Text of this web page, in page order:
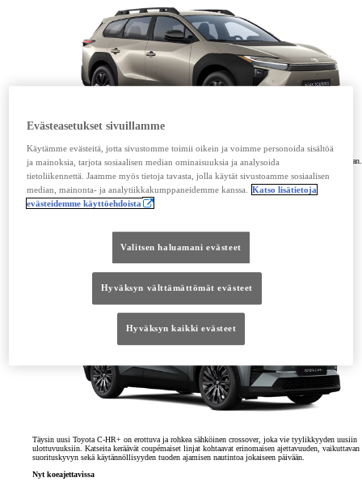
Täyssähköinen Toyota bZ4X -mallisto kasvaa täysin uudella Toyota bZ4X Touring -mallilla, joka
tarjoaa entistä vahvempaa suorituskykyä, suuremman ajoakun ja 33 prosenttia suuremman tavaratilan.
Ensimmäiset autot saapuvat Suomeen keväällä 2026
Tutustu malliin
Täysin uusi Toyota C-HR+ on erottuva ja rohkea sähköinen crossover, joka vie tyylikkyyden uusiin
ulottuvuuksiin. Katseita keräävät coupémaiset linjat kohtaavat erinomaisen ajettavuuden, vaikuttavan
suorituskyvyn sekä käytännöllisyyden tuoden ajamisen nautintoa jokaiseen päivään.
Nyt koeajettavissa
Evästeasetukset sivuillamme
Käytämme evästeitä, jotta sivustomme toimii oikein ja voimme personoida sisältöä
ja mainoksia, tarjota sosiaalisen median ominaisuuksia ja analysoida
tietoliikennettä. Jaamme myös tietoja tavasta, jolla käytät sivustoamme sosiaalisen
median, mainonta- ja analytiikkakumppaneidemme kanssa. Katso lisätietoja
evästeidemme käyttöehdoista
Valitsen haluamani evästeet
Hyväksyn välttämättömät evästeet
Hyväksyn kaikki evästeet